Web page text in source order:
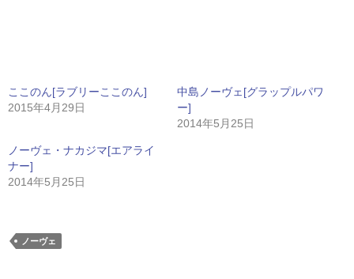
ここのん[ラブリーここのん]
2015年4月29日
中島ノーヴェ[グラップルパワ
ー]
2014年5月25日
ノーヴェ・ナカジマ[エアライ
ナー]
2014年5月25日
ノーヴェ